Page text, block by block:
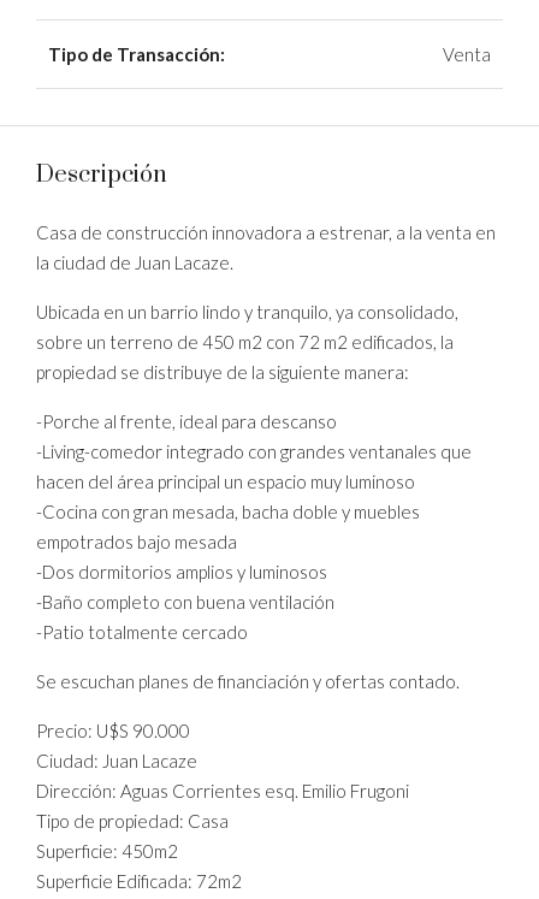
Tipo de Transacción: Venta
Descripción
Casa de construcción innovadora a estrenar, a la venta en
la ciudad de Juan Lacaze.
Ubicada en un barrio lindo y tranquilo, ya consolidado,
sobre un terreno de 450 m2 con 72 m2 edificados, la
propiedad se distribuye de la siguiente manera:
-Porche al frente, ideal para descanso
-Living-comedor integrado con grandes ventanales que
hacen del área principal un espacio muy luminoso
-Cocina con gran mesada, bacha doble y muebles
empotrados bajo mesada
-Dos dormitorios amplios y luminosos
-Baño completo con buena ventilación
-Patio totalmente cercado
Se escuchan planes de financiación y ofertas contado.
Precio: U$S 90.000
Ciudad: Juan Lacaze
Dirección: Aguas Corrientes esq. Emilio Frugoni
Tipo de propiedad: Casa
Superficie: 450m2
Superficie Edificada: 72m2